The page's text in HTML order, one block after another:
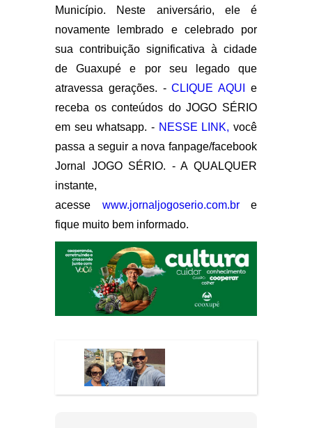
Município. Neste aniversário, ele é
novamente lembrado e celebrado por
sua contribuição significativa à cidade
de Guaxupé e por seu legado que
atravessa gerações. -CLIQUE AQUI
e
receba os conteúdos do JOGO SÉRIO
em seu whatsapp. - NESSE LINK, você
passa a seguir a nova fanpage/facebook
Jornal JOGO SÉRIO. - A QUALQUER
instante,
acesse www.jornaljogoserio.com.bre
fique muito bem informado.